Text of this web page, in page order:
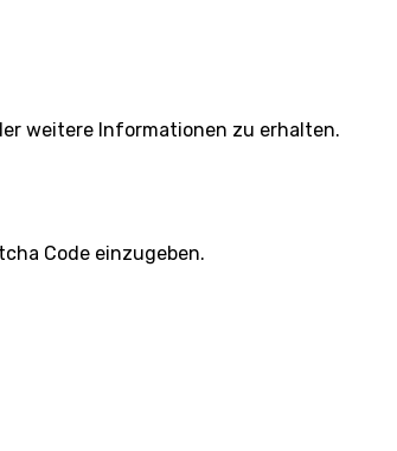
weitere Informationen zu erhalten.
Code einzugeben.